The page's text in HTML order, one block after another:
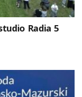
Radia 5